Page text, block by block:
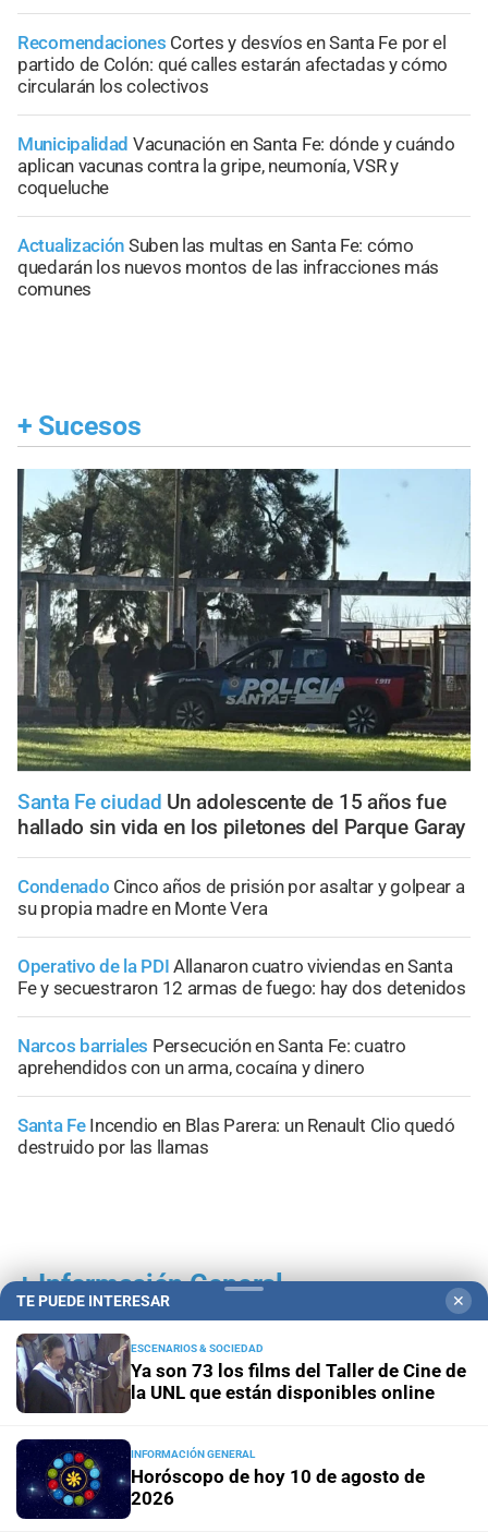
Recomendaciones Cortes y desvíos en Santa Fe por el
partido de Colón: qué calles estarán afectadas y cómo
circularán los colectivos
Municipalidad Vacunación en Santa Fe: dónde y cuándo
aplican vacunas contra la gripe, neumonía, VSR y
coqueluche
Actualización Suben las multas en Santa Fe: cómo
quedarán los nuevos montos de las infracciones más
comunes
+ Sucesos
Santa Fe ciudad Un adolescente de 15 años fue
hallado sin vida en los piletones del Parque Garay
Condenado Cinco años de prisión por asaltar y golpear a
su propia madre en Monte Vera
Operativo de la PDI Allanaron cuatro viviendas en Santa
Fe y secuestraron 12 armas de fuego: hay dos detenidos
Narcos barriales Persecución en Santa Fe: cuatro
aprehendidos con un arma, cocaína y dinero
Santa Fe Incendio en Blas Parera: un Renault Clio quedó
destruido por las llamas
+Información General
TE PUEDE INTERESAR ✕
ESCENARIOS & SOCIEDAD
Ya son 73 los films del Taller de Cine de
la UNL que están disponibles online
INFORMACIÓN GENERAL
Horóscopo de hoy 10 de agosto de
2026